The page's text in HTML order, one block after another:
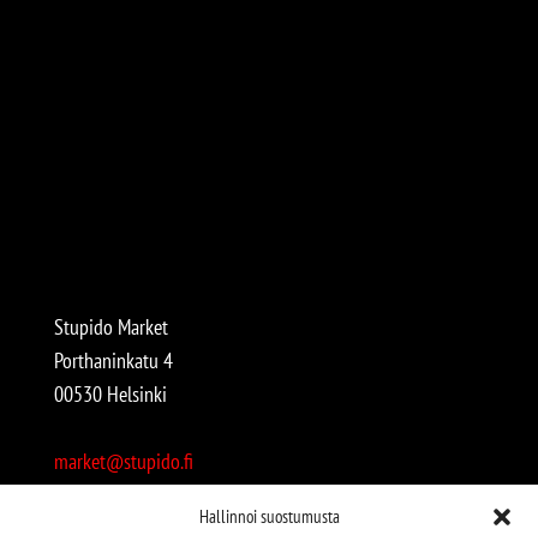
Hallinnoi suostumusta
Stupido Market
Porthaninkatu 4
00530 Helsinki
market@stupido.fi